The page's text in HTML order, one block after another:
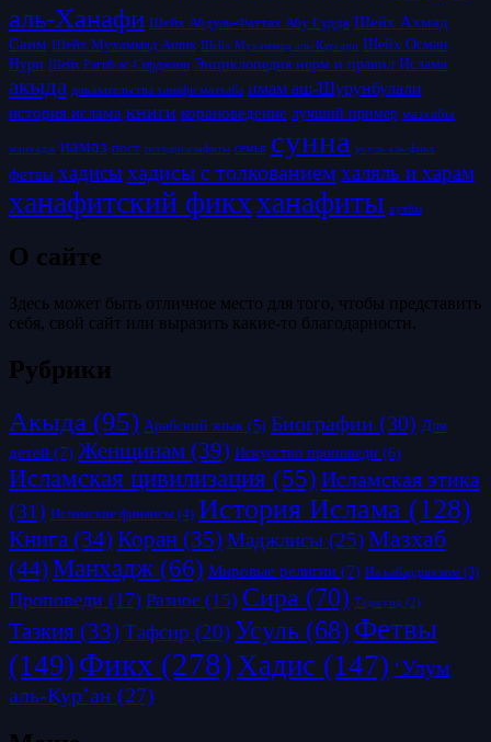
аль-Ханафи Шейх Абдуль-Фаттах Абу Гудда Шейх Ахмад
Саим Шейх Мухаммад Ашик Шейх Мухаммад аль-Каусари Шейх Осман
Нури Шейх Рагиб ас-Сирджани Энциклопедия норм и правил Ислама
акыда доказательства ханафи мазхаба имам аш-Шурунбулали
история ислама книги корановедение лучший пример мазхабы
манхадж намаз пост псевдосалафиты семья сунна усуль аль-фикх
фетвы хадисыхадисы с толкованием халяль и харам
ханафитский фикхханафиты хутбы
О сайте
Здесь может быть отличное место для того, чтобы представить
себя, свой сайт или выразить какие-то благодарности.
Рубрики
Акыда (95) Арабский язык (5) Биографии (30) Для
детей (7) Женщинам (39) Искусство проповеди (6)
Исламская цивилизация (55) Исламская этика
(31) Исламские финансы (4) История Ислама (128)
Книга (34) Коран (35) Маджлисы (25)Мазхаб
(44)Манхадж (66) Мировые религии (7) На кабардинском (3)
Проповеди (17) Разное (15) Сира (70) Таджуид (2)
Тазкия (33) Тафсир (20)Усуль (68) Фетвы
(149) Фикх (278) Хадис (147) ‘Улум
аль-Кур’ан (27)